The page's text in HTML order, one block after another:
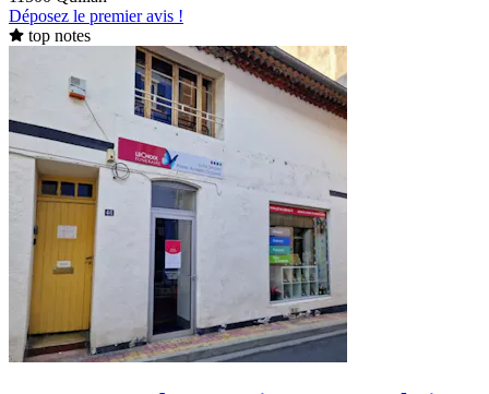
Déposez le premier avis !
top notes